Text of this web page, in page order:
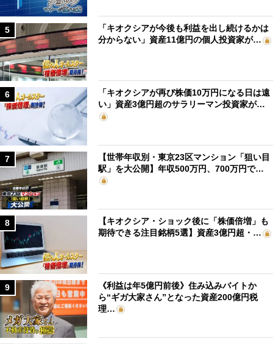
5
「キオクシアが今後も利益を出し続けるかは
分からない」資産11億円の個人投資家が…
6
「キオクシアが再び株価10万円になる日は遠
い」資産3億円超のサラリーマン投資家が…
7
【世帯年収別・東京23区マンション「狙い目
駅」を大公開】年収500万円、700万円で…
8
【キオクシア・ショック後に「株価倍増」も
期待できる注目銘柄5選】資産3億円超・…
9
《利益は年5億円前後》住み込みバイトか
ら“ギガ大家さん”となった資産200億円税
理…